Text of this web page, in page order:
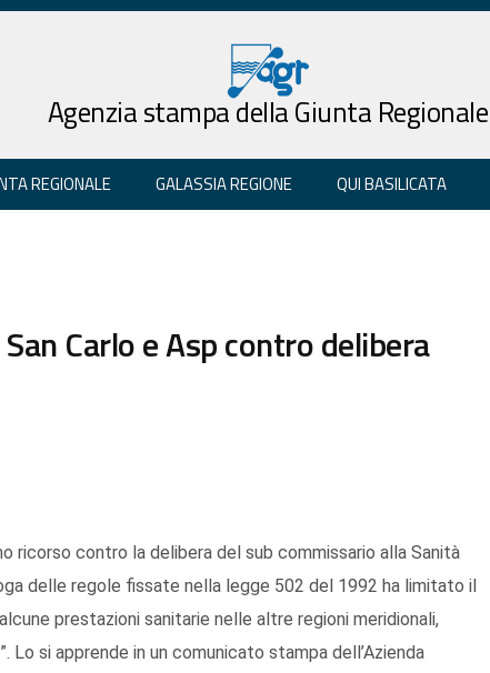
Agenzia stampa della Giunta Regionale
REGIONALE GALASSIA REGIONE QUI BASILICATA
Carlo e Asp contro delibera
ricorso contro la delibera del sub commissario alla Sanità
delle regole fissate nella legge 502 del 1992 ha limitato il
prestazioni sanitarie nelle altre regioni meridionali,
si apprende in un comunicato stampa dell’Azienda